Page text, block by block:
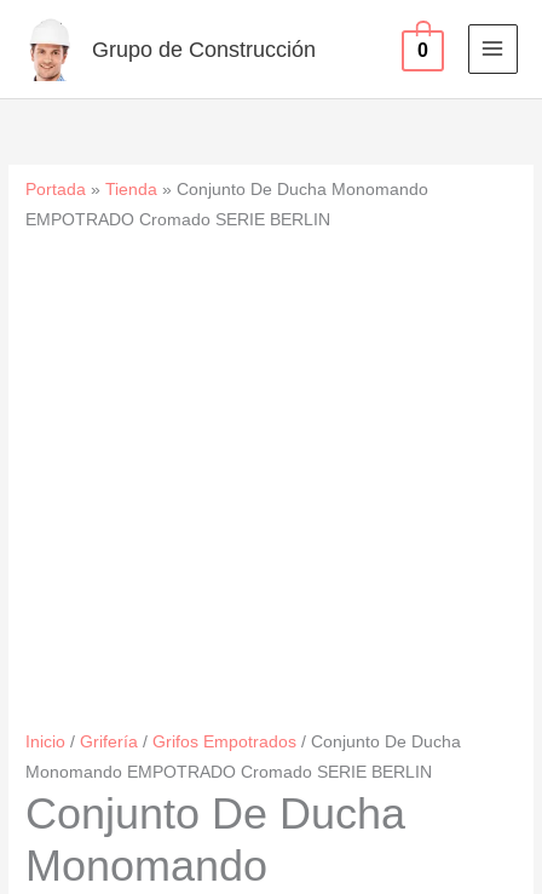
contenido
Grupo de Construcción 0
Portada »Tienda »Conjunto De Ducha Monomando
EMPOTRADO Cromado SERIE BERLIN
Inicio /Grifería /Grifos Empotrados / Conjunto De Ducha
Monomando EMPOTRADO Cromado SERIE BERLIN
Conjunto De Ducha
Monomando
SERIE
BERLIN